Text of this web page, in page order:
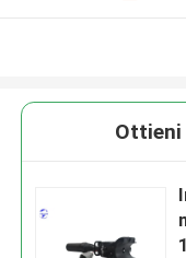
Ottieni